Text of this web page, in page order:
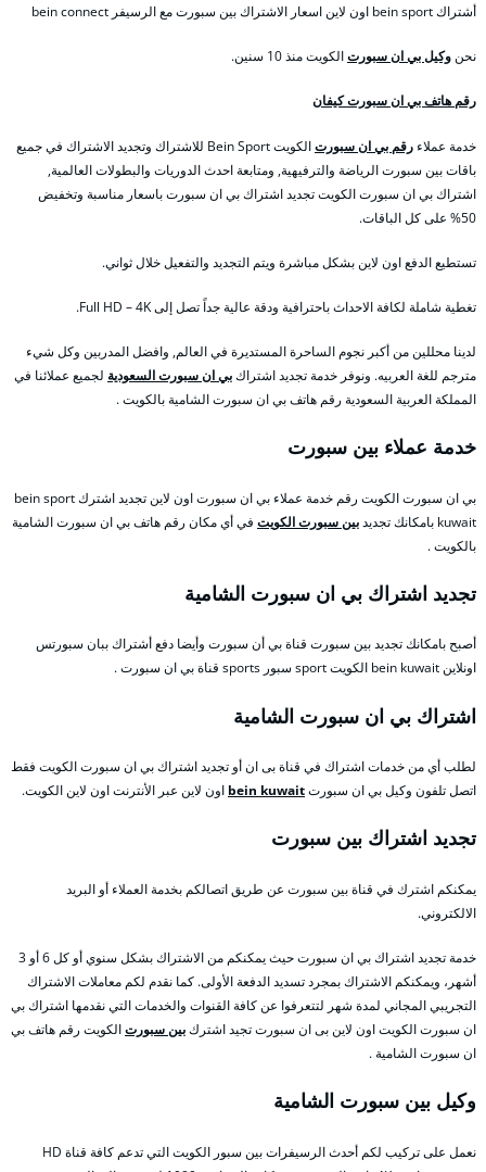
أشتراك bein sport اون لاين اسعار الاشتراك بين سبورت مع الرسيفر bein connect
نحنوكيل بي ان سبورتالكويت منذ 10 سنين.
رقم هاتف بي ان سبورت كيفان
خدمة عملاء رقم بي ان سبورت
الكويت Bein Sport للاشتراك وتجديد الاشتراك في جميع
باقات بين سبورت الرياضة والترفيهية, ومتابعة احدث الدوريات والبطولات العالمية,
اشتراك بي ان سبورت الكويت تجديد اشتراك بي ان سبورت باسعار مناسبة وتخفيض
50% على كل الباقات.
تستطيع الدفع اون لاين بشكل مباشرة ويتم التجديد والتفعيل خلال ثواني.
تغطية شاملة لكافة الاحداث باحترافية ودقة عالية جداً تصل إلى Full HD – 4K.
لدينا محللين من أكبر نجوم الساحرة المستديرة في العالم, وافضل المدربين وكل شيء
مترجم للغة العربيه. ونوفر خدمة تجديد اشتراكبي ان سبورت السعودية لجميع عملائنا في
المملكة العربية السعودية رقم هاتف بي ان سبورت الشامية بالكويت .
خدمة عملاء بين سبورت
بي ان سبورت الكويت رقم خدمة عملاء بي ان سبورت اون لاين تجديد اشترك bein sport
kuwait بامكانك تجديد
بين سبورت الكويت في أي مكان رقم هاتف بي ان سبورت الشامية
بالكويت .
تجديد اشتراك بي ان سبورت الشامية
أصبح بامكانك تجديد بين سبورت قناة بي أن سبورت وأيضا دفع أشتراك ببان سبورتس
اونلاين bein kuwait الكويت sport سبور sports قناة بي ان سبورت .
اشتراك بي ان سبورت الشامية
لطلب أي من خدمات اشتراك في قناة بى ان أو تجديد اشتراك بي ان سبورت الكويت فقط
اتصل تلفون وكيل بي ان سبورتbein kuwait اون لاين عبر الأنترنت اون لاين الكويت.
تجديد اشتراك بين سبورت
يمكنكم اشترك في قناة بين سبورت عن طريق اتصالكم بخدمة العملاء أو البريد
الالكتروني.
خدمة تجديد اشتراك بي ان سبورت حيث يمكنكم من الاشتراك بشكل سنوي أو كل 6 أو 3
أشهر، ويمكنكم الاشتراك بمجرد تسديد الدفعة الأولى. كما نقدم لكم معاملات الاشتراك
التجريبي المجاني لمدة شهر لتتعرفوا عن كافة القنوات والخدمات التي نقدمها اشتراك بي
ان سبورت الكويت اون لاين بى ان سبورت تجيد اشتركبين سبورتالكويت رقم هاتف بي
ان سبورت الشامية .
وكيل بين سبورت الشامية
نعمل على تركيب لكم أحدث الرسيفرات بين سبور الكويت التي تدعم كافة قناة HD